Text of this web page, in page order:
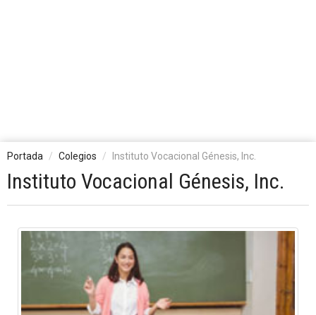
Portada Colegios Instituto Vocacional Génesis, Inc.
Instituto Vocacional Génesis, Inc.